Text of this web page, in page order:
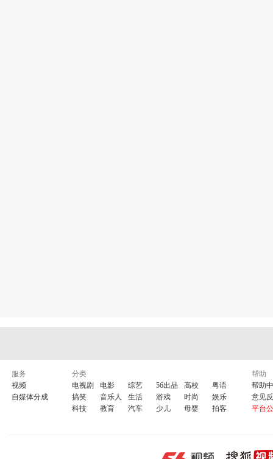
服务
视频
自媒体分成
分类
电视剧
电影 综艺 56出品 高校
粤语
搞笑
音乐人 生活 游戏 时尚
娱乐
科技
教育 汽车 少儿 母婴 拍客
帮助
帮助
意见
平台